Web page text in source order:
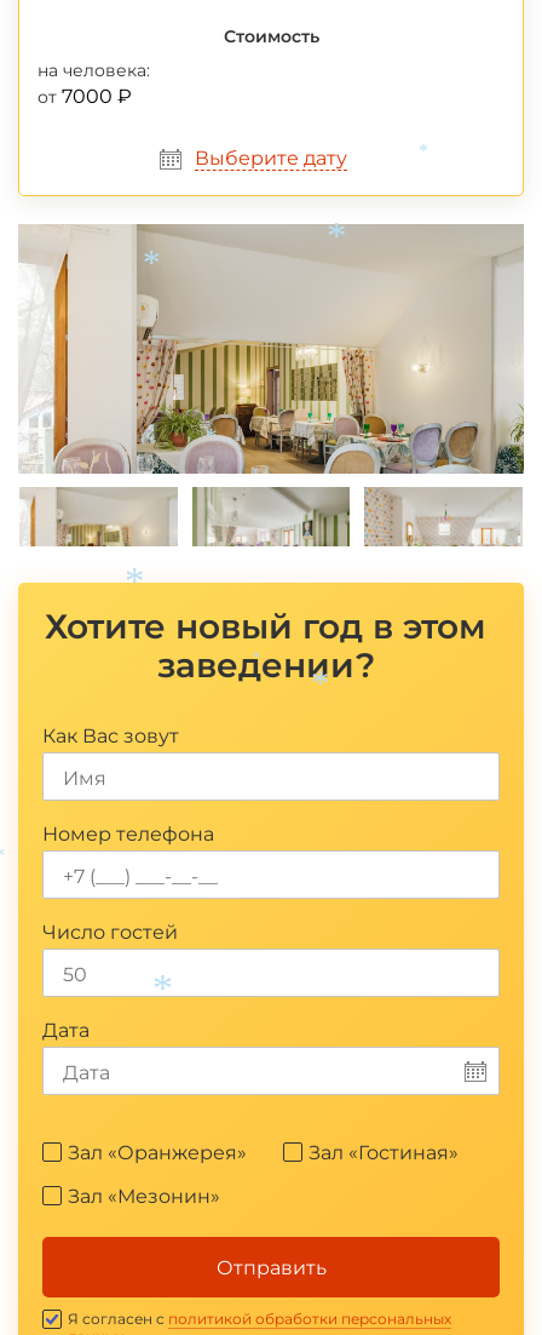
Стоимость
на человека:
от 7000 ₽
Выберите дату
Хотите новый год в этом
заведении?
Как Вас зовут
Номер телефона
Число гостей
Дата
Зал «Оранжерея»
Зал «Гостиная»
Зал «Мезонин»
Отправить
Я согласен с политикой обработки персональных
*
*
*
*
*